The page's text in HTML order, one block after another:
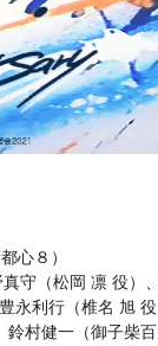
心８）
守（松岡 凛 役）
永利行（椎名 旭
村健一（御子柴百